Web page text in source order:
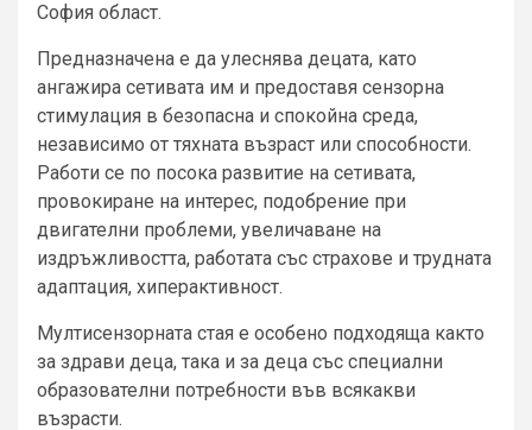
София област.
Предназначена е да улеснява децата, като
ангажира сетивата им и предоставя сензорна
стимулация в безопасна и спокойна среда,
независимо от тяхната възраст или способности.
Работи се по посока развитие на сетивата,
провокиране на интерес, подобрение при
двигателни проблеми, увеличаване на
издръжливостта, работата със страхове и трудната
адаптация, хиперактивност.
Мултисензорната стая е особено подходяща както
за здрави деца, така и за деца със специални
образователни потребности във всякакви
възрасти.